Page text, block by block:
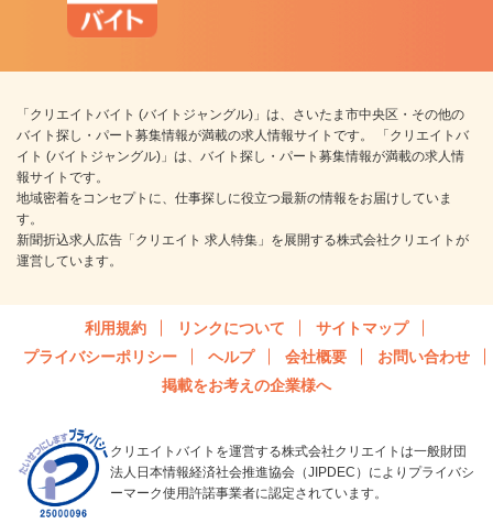
「クリエイトバイト (バイトジャングル)」は、さいたま市中央区・その他の
バイト探し・パート募集情報が満載の求人情報サイトです。 「クリエイトバ
イト (バイトジャングル)」は、バイト探し・パート募集情報が満載の求人情
報サイトです。
地域密着をコンセプトに、仕事探しに役立つ最新の情報をお届けしていま
す。
新聞折込求人広告「クリエイト 求人特集」を展開する株式会社クリエイトが
運営しています。
利用規約 リンクについて
サイトマップ
プライバシーポリシー
ヘルプ 会社概要
お問い合わせ
掲載をお考えの企業様へ
クリエイトバイトを運営する株式会社クリエイトは一般財団
法人日本情報経済社会推進協会（JIPDEC）によりプライバシ
ーマーク使用許諾事業者に認定されています。